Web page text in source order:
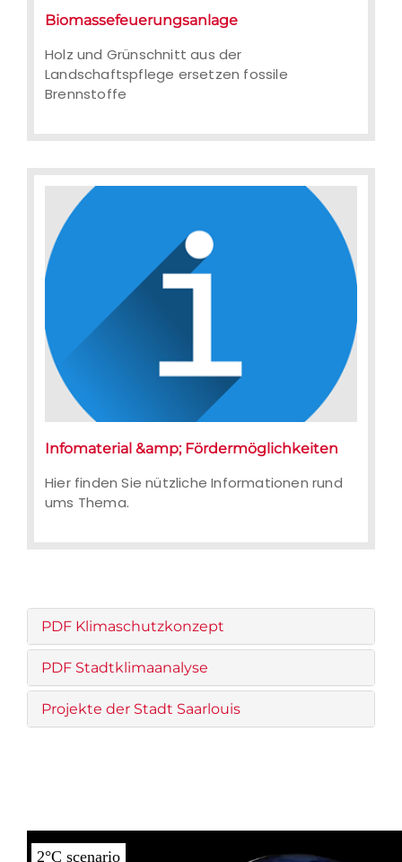
Holz und Grünschnitt aus der
Brennstoffe
Biomassefeuerungsanlage
Holz und Grünschnitt aus der
Landschaftspflege ersetzen fossile
Brennstoffe
Infomaterial &amp; Fördermöglichkeiten
Hier finden Sie nützliche Informationen rund
ums Thema.
PDF Klimaschutzkonzept
PDF Stadtklimaanalyse
Projekte der Stadt Saarlouis